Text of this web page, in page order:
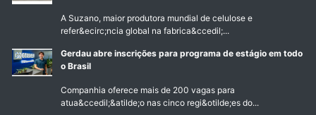
A Suzano, maior produtora mundial de celulose e
refer&ecirc;ncia global na fabrica&ccedil;...
Gerdau abre inscrições para programa de estágio em todo
o Brasil
Companhia oferece mais de 200 vagas para
atua&ccedil;&atilde;o nas cinco regi&otilde;es do...